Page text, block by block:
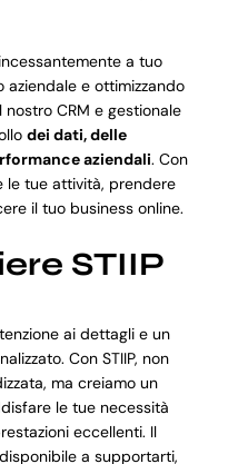
a tuo
aziendale e ottimizzando
CRM e gestionale
dei dati, delle
aziendali. Con
le tue attività, prendere
il tuo business online.
STIIP
ai dettagli e un
Con STIIP, non
ma creiamo un
le tue necessità
eccellenti. Il
a supportarti,